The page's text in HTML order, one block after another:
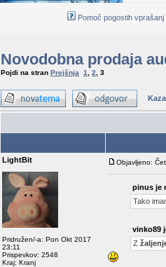
Pomoč pogostih vprašanj
Novodobna prodaja
Pojdi na stran Prejšnja 1 2 3
LightBit
Pridružen/-a: Pon Okt 2017
23:11
Prispevkov: 2548
Kraj: Kranj
Objavljeno:
pinus je
Tako
vinko89
Z